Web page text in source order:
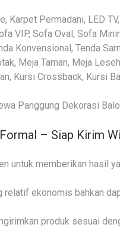
Karpet Permadani, LED
VIP, Sofa Oval, Sofa
Konvensional, Tenda
Meja Taman, Meja
Kursi Crossback, Kursi
– Siap Kirim
untuk memberikan hasil
ekonomis bahkan
produk sesuai